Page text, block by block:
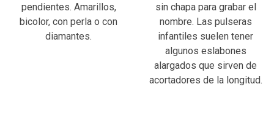
pendientes. Amarillos,
bicolor, con perla o con
diamantes.
sin chapa para grabar el
nombre. Las pulseras
infantiles suelen tener
algunos eslabones
alargados que sirven de
acortadores de la longitud.